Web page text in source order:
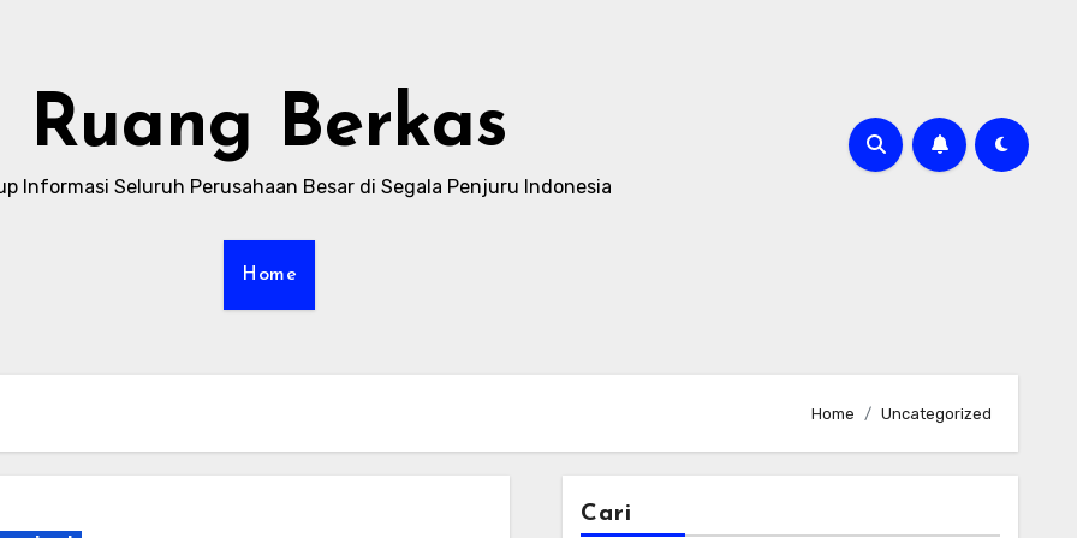
Ruang Berkas
Informasi Seluruh Perusahaan Besar di Segala Penjuru Indonesia
Home
Home Uncategorized
Cari